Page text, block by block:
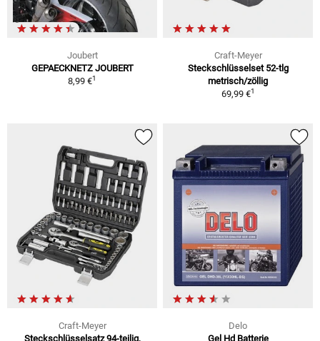
Joubert
GEPAECKNETZ JOUBERT
8,99 €1
Craft-Meyer
Steckschlüsselset 52-tlg
metrisch/zöllig
69,99 €1
Craft-Meyer
Steckschlüsselsatz 94-teilig,
Delo
Gel Hd Batterie